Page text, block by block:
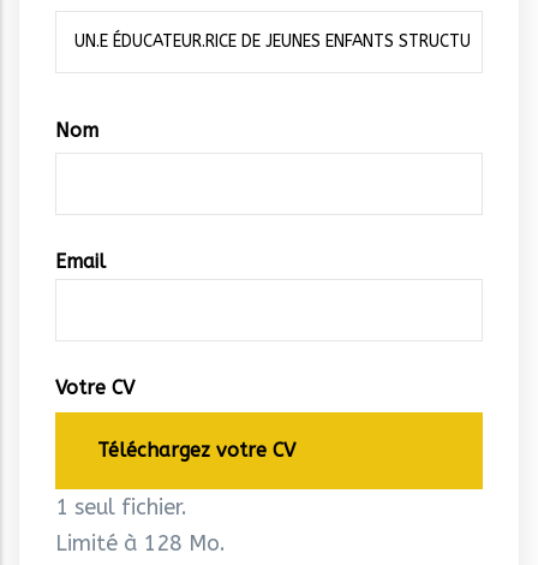
Vos
Nom
Email
Votre CV
Téléchargez votre CV
1 seul fichier.
Limité à 128 Mo.